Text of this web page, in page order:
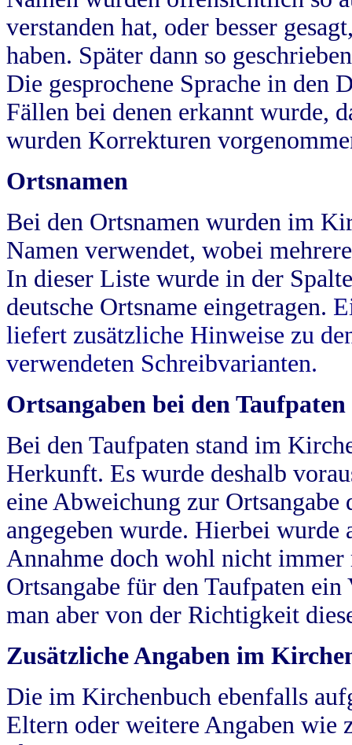
verstanden hat, oder besser
haben. Später dann so
Die gesprochene Sprache in
Fällen bei denen erkannt wurde,
wurden Korrekturen
Ortsnamen
Bei den Ortsnamen wurden im
Namen verwendet, wobei
In dieser Liste wurde in der
deutsche Ortsname eingetragen.
liefert zusätzliche Hinweise zu
verwendeten Schreibvarianten.
Ortsangaben bei den Taufpaten
Bei den Taufpaten stand im
Herkunft. Es wurde deshalb
eine Abweichung zur
angegeben wurde. Hierbei wurde
Annahme doch wohl nicht
Ortsangabe für den Taufpaten
man aber von der Richtigkeit
Zusätzliche Angaben im
Die im Kirchenbuch ebenfalls
Eltern oder weitere Angaben wie